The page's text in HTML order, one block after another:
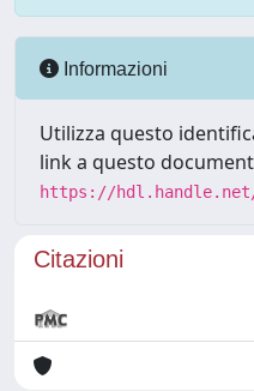
Informazioni
Utilizza questo
link a questo
https://hdl.handle.net/
Citazioni